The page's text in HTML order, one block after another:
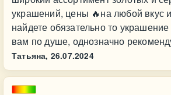
украшений, цены 🔥на любой вкус
найдете обязательно то украшение
вам по душе, однозначно
Татьяна, 26.07.2024